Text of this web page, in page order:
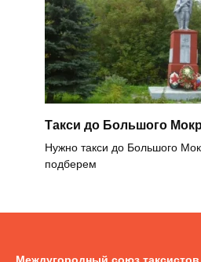
Такси до Большого
Нужно такси до Большого
подберем